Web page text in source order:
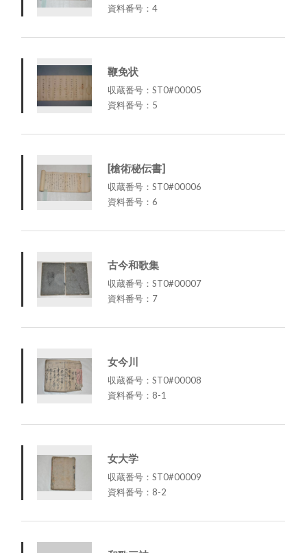
資料番号：4
鞭免状
収蔵番号：ST0#00005
資料番号：5
[槍術秘伝書]
収蔵番号：ST0#00006
資料番号：6
古今和歌集
収蔵番号：ST0#00007
資料番号：7
女今川
収蔵番号：ST0#00008
資料番号：8-1
女大学
収蔵番号：ST0#00009
資料番号：8-2